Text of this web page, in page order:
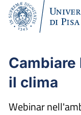
Cambiare
il clima
Webinar